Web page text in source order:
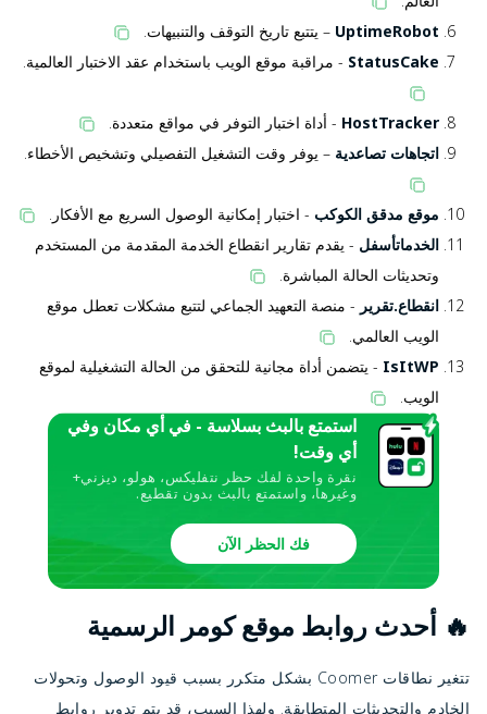
UptimeRobot – يتتبع تاريخ التوقف والتنبيهات.
StatusCake - مراقبة موقع الويب باستخدام عقد الاختبار العالمية.
HostTracker - أداة اختبار التوفر في مواقع متعددة.
اتجاهات تصاعدية – يوفر وقت التشغيل التفصيلي وتشخيص الأخطاء.
موقع مدقق الكوكب - اختبار إمكانية الوصول السريع مع الأفكار.
الخدماتأسفل - يقدم تقارير انقطاع الخدمة المقدمة من المستخدم
وتحديثات الحالة المباشرة.
انقطاع.تقرير - منصة التعهيد الجماعي لتتبع مشكلات تعطل موقع
الويب العالمي.
IsItWP - يتضمن أداة مجانية للتحقق من الحالة التشغيلية لموقع
الويب.
استمتع بالبث بسلاسة - في أي مكان وفي
أي وقت!
نقرة واحدة لفك حظر نتفليكس، هولو، ديزني+
وغيرها، واستمتع بالبث بدون تقطيع.
فك الحظر الآن
🔥 أحدث روابط موقع كومر الرسمية
تتغير نطاقات Coomer بشكل متكرر بسبب قيود الوصول وتحولات
الخادم والتحديثات المتطابقة. ولهذا السبب، قد يتم تدوير روابط